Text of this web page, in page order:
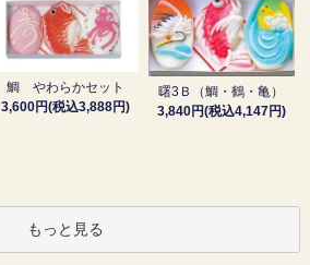
鯛 やわらかセット
3,600円(税込3,888円)
曙3Ｂ（鯛・鶴・亀）
3,840円(税込4,147円)
もっと見る